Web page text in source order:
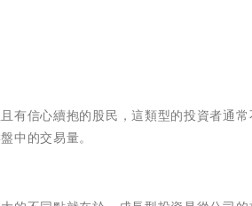
有信心續抱的股民，這類型的投資者通
中的交易量。